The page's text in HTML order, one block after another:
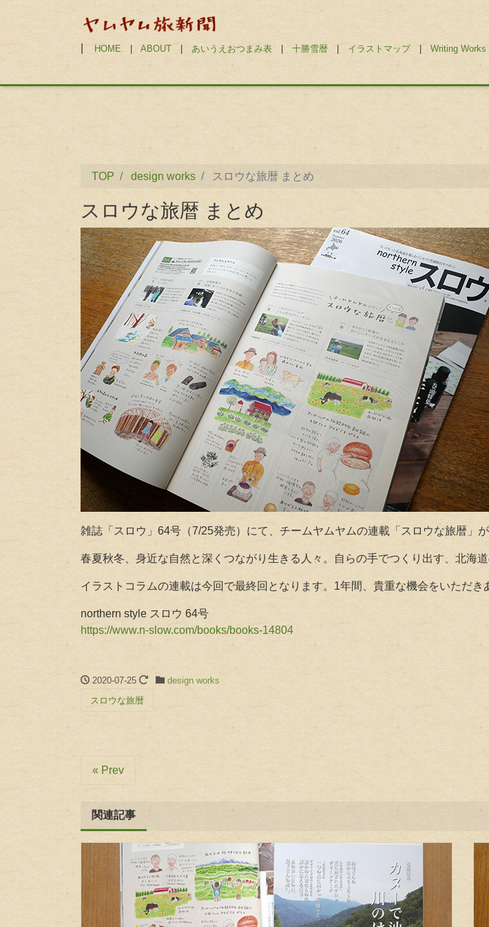
HOME ABOUT あいうえおつまみ表 十勝雪暦 イラストマップ| Writing Works
TOP design works スロウな旅暦 まとめ
スロウな旅暦 まとめ
雑誌「スロウ」64号（7/25発売）にて、チームヤムヤムの連載「スロウな旅暦」
春夏秋冬、身近な自然と深くつながり生きる人々。自らの手でつくり出す、北海
イラストコラムの連載は今回で最終回となります。1年間、貴重な機会をいただき
northern style スロウ 64号
https://www.n-slow.com/books/books-14804
2020-07-25
design works
スロウな旅暦
« Prev
関連記事